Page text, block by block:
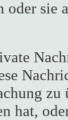
sie
hat,